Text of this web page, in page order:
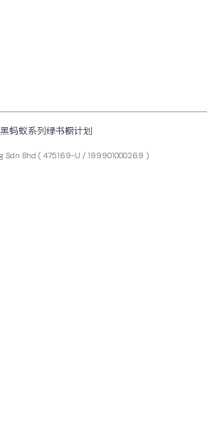
黑蚂蚁系列绿书橱计划
Sdn Bhd ( 475169-U / 199901000269 )